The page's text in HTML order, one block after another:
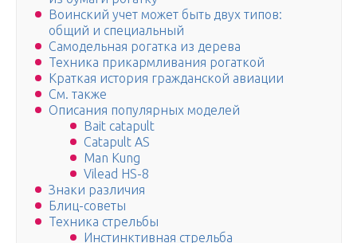
Воинский учет может быть двух типов:
общий и специальный
Самодельная рогатка из дерева
Техника прикармливания рогаткой
Краткая история гражданской авиации
См. также
Описания популярных моделей
Bait catapult
Catapult AS
Man Kung
Vilead HS-8
Знаки различия
Блиц-советы
Техника стрельбы
Инстинктивная стрельба